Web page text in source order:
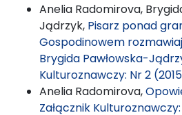
Anelia Radomirova,
Jądrzyk, Pisarz ponad
Gospodinowem
Brygida Pawłowska-
Kulturoznawczy: Nr 2
Anelia Radomirova,
Załącznik